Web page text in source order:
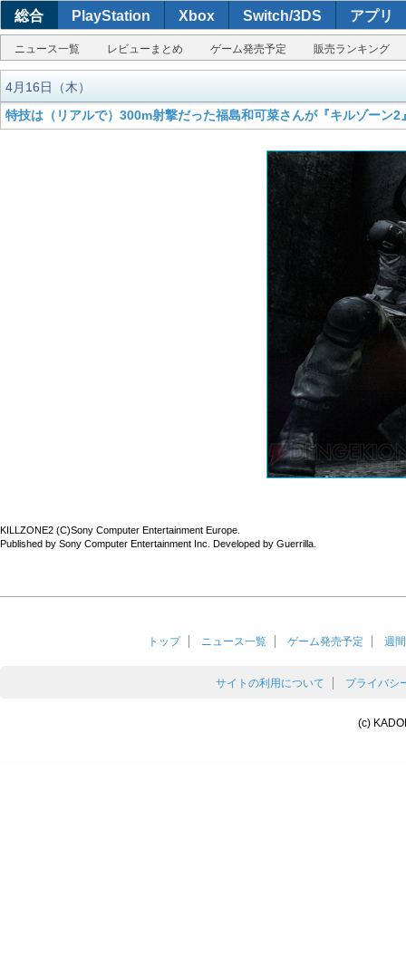
総合 PlayStation Xbox Switch/3DS アプリ
ニュース一覧 レビューまとめ ゲーム発売予定 販売ランキング
4月16日（木）
特技は（リアルで）300m射撃だった福島和可菜さんが『キルゾーン2
KILLZONE2 (C)Sony Computer Entertainment Europe.
Published by Sony Computer Entertainment Inc. Developed by Guerrilla.
トップ ニュース一覧 ゲーム発売予定 週
サイトの利用について プライバシ
(c)